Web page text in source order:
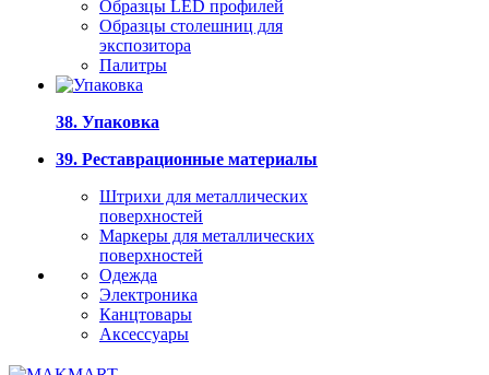
Образцы LED профилей
Образцы столешниц для
экспозитора
Палитры
38. Упаковка
39. Реставрационные материалы
Штрихи для металлических
поверхностей
Маркеры для металлических
поверхностей
Одежда
Электроника
Канцтовары
Аксессуары